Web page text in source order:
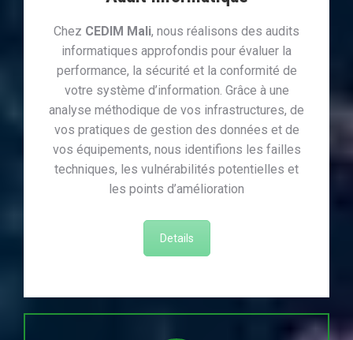
Chez CEDIM Mali, nous réalisons des audits
informatiques approfondis pour évaluer la
performance, la sécurité et la conformité de
votre système d’information. Grâce à une
analyse méthodique de vos infrastructures, de
vos pratiques de gestion des données et de
vos équipements, nous identifions les failles
techniques, les vulnérabilités potentielles et
les points d’amélioration
Details